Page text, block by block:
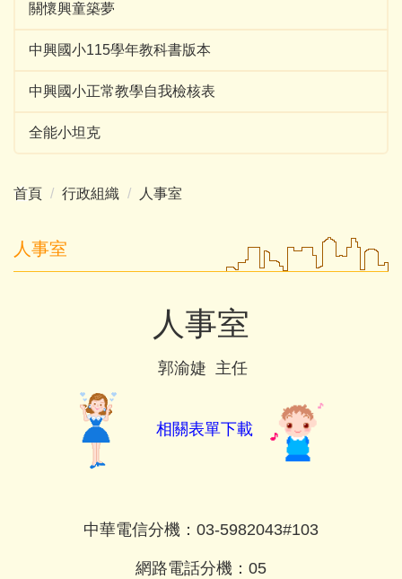
關懷興童築夢
中興國小115學年教科書版本
中興國小正常教學自我檢核表
全能小坦克
首頁 行政組織 人事室
人事室
人事室
郭渝婕 主任
相關表單下載
中華電信分機：03-5982043#103
網路電話分機：05